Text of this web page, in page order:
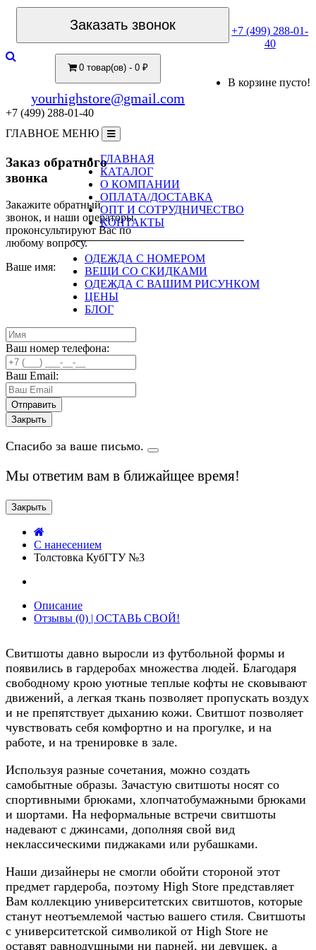
Заказать звонок
+7 (499) 288-01-
40
0 товар(ов) - 0 ₽
В корзине пусто!
yourhighstore@gmail.com
+7 (499) 288-01-40
ГЛАВНОЕ МЕНЮ
ГЛАВНАЯ
КАТАЛОГ
О КОМПАНИИ
ОПЛАТА/ДОСТАВКА
ОПТ И СОТРУДНИЧЕСТВО
КОНТАКТЫ
ОДЕЖДА С НОМЕРОМ
ВЕЩИ СО СКИДКАМИ
ОДЕЖДА С ВАШИМ РИСУНКОМ
ЦЕНЫ
БЛОГ
Заказ обратного
звонка
Закажите обратный
звонок, и наши операторы
проконсультируют Вас по
любому вопросу.
Ваше имя:
Ваш номер телефона:
Ваш Email:
Закрыть
Спасибо за ваше письмо.
Мы ответим вам в ближайщее время!
Закрыть
C нанесением
Толстовка КубГТУ №3
Описание
Отзывы (0) | ОСТАВЬ СВОЙ!
Свитшоты давно выросли из футбольной формы и
появились в гардеробах множества людей. Благодаря
свободному крою уютные теплые кофты не сковывают
движений, а легкая ткань позволяет пропускать воздух
и не препятствует дыханию кожи. Свитшот позволяет
чувствовать себя комфортно и на прогулке, и на
работе, и на тренировке в зале.
Используя разные сочетания, можно создать
самобытные образы. Зачастую свитшоты носят со
спортивными брюками, хлопчатобумажными брюками
и шортами. На неформальные встречи свитшоты
надевают с джинсами, дополняя свой вид
неклассическими пиджаками или рубашками.
Наши дизайнеры не смогли обойти стороной этот
предмет гардероба, поэтому High Store представляет
Вам коллекцию университетских свитшотов, которые
станут неотъемлемой частью вашего стиля. Свитшоты
с университетской символикой от High Store не
оставят равнодушными ни парней, ни девушек, а